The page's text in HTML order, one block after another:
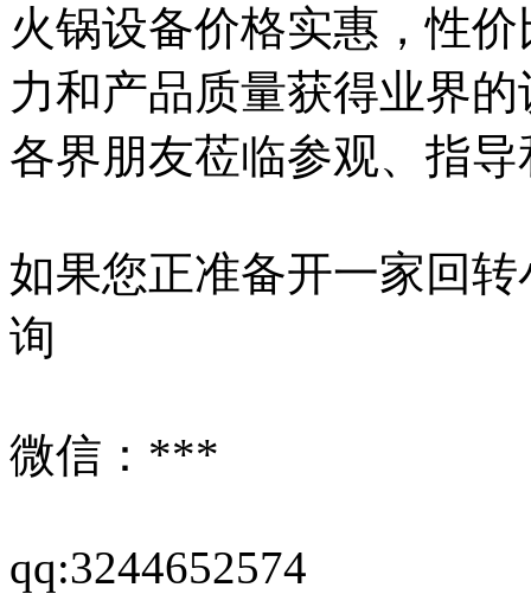
火锅设备价格实惠，性
力和产品质量获得业界
各界朋友莅临参观、指
如果您正准备开一家回
询
微信：***
qq:3244652574